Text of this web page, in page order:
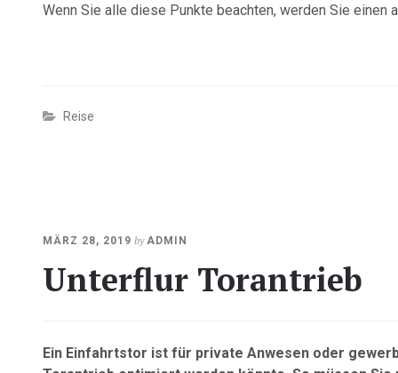
Wenn Sie alle diese Punkte beachten, werden Sie einen
Reise
MÄRZ 28, 2019 OKTOBER
2020
by ADMIN
Unterflur Torantrieb
Ein Einfahrtstor ist für private Anwesen oder